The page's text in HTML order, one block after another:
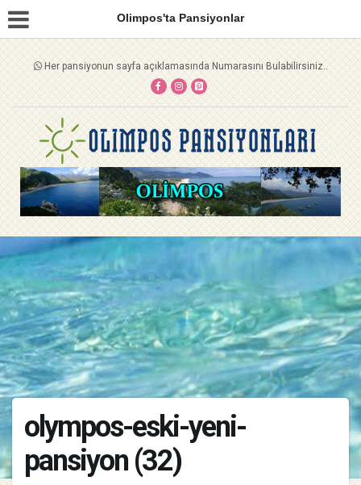
Olimpos'ta Pansiyonlar
Her pansiyonun sayfa açıklamasında Numarasını Bulabilirsiniz..
olympos-eski-yeni-
pansiyon (32)